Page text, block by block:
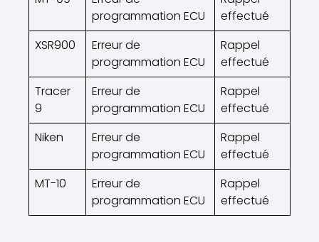
programmation ECU
effectué
XSR900
Erreur de
programmation ECU
Rappel
effectué
Tracer
9
Erreur de
programmation ECU
Rappel
effectué
Niken
Erreur de
programmation ECU
Rappel
effectué
MT-10
Erreur de
programmation ECU
Rappel
effectué